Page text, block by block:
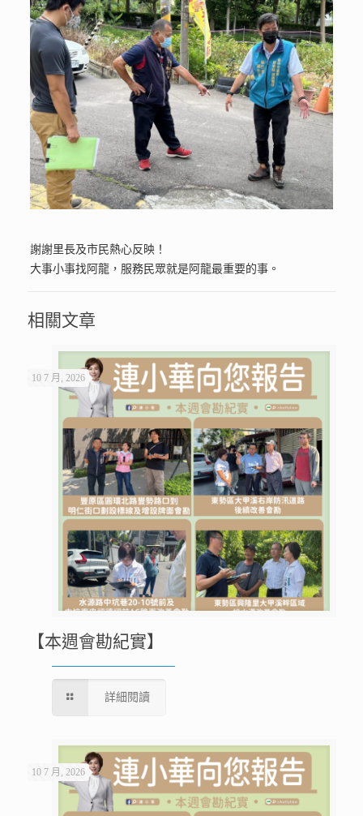
謝謝里長及市民熱心反映！
大事小事找阿龍，服務民眾就是阿龍最重要的事。
相關文章
10 7 月, 2026
【本週會勘紀實】
詳細閱讀
10 7 月, 2026